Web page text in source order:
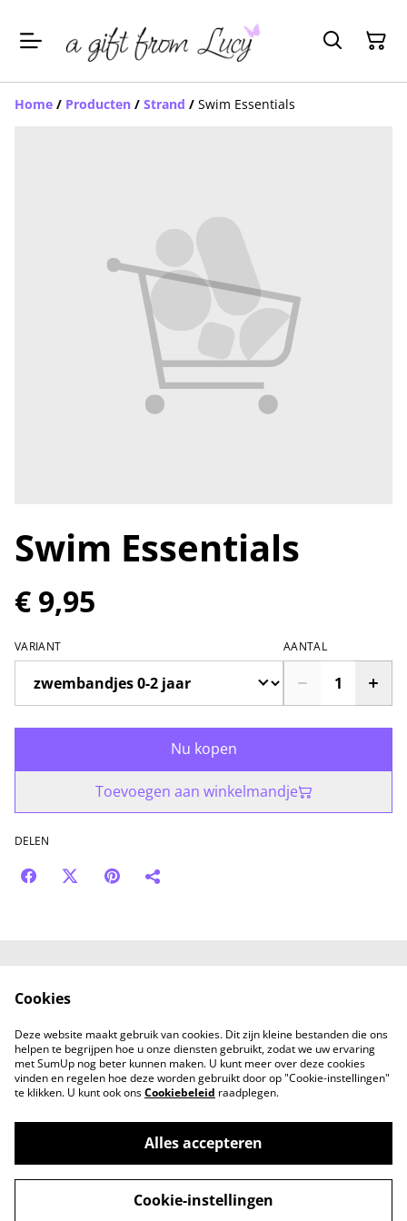
Home / Producten / Strand / Swim Essentials
Swim Essentials
€ 9,95
VARIANT AANTAL
Nu kopen
Toevoegen aan winkelmandje
DELEN
Neem contact met
Privacybeleid
Cookiebeleid
©2026
a gift from Lucy - Conceptstore voor mama
en kind
powered by
Cookies
Deze website maakt gebruik van cookies. Dit zijn kleine bestanden die ons
helpen te begrijpen hoe u onze diensten gebruikt, zodat we uw ervaring
met SumUp nog beter kunnen maken. U kunt meer over deze cookies
vinden en regelen hoe deze worden gebruikt door op "Cookie-instellingen"
te klikken. U kunt ook onsCookiebeleid raadplegen.
Alles accepteren
Cookie-instellingen